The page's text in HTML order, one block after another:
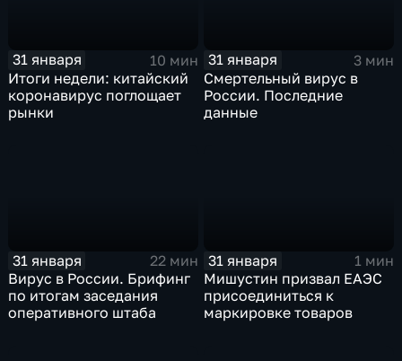
31 января
10 мин
Итоги недели: китайский
коронавирус поглощает
рынки
31 января
3 мин
Смертельный вирус в
России. Последние
данные
31 января
22 мин
Вирус в России. Брифинг
по итогам заседания
оперативного штаба
31 января
1 мин
Мишустин призвал ЕАЭС
присоединиться к
маркировке товаров